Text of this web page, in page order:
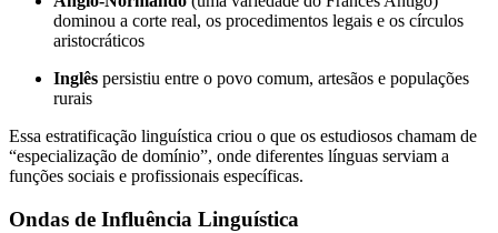
dominou a corte real, os procedimentos legais e os círculos
aristocráticos
Inglês persistiu entre o povo comum, artesãos e populações
rurais
Essa estratificação linguística criou o que os estudiosos chamam de
“especialização de domínio”, onde diferentes línguas serviam a
funções sociais e profissionais específicas.
Ondas de Influência Linguística